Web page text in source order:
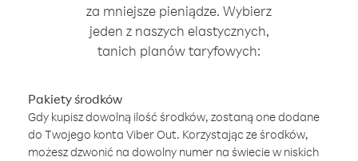
za mniejsze pieniądze. Wybierz
jeden z naszych elastycznych,
tanich planów taryfowych:
Pakiety środków
Gdy kupisz dowolną ilość środków, zostaną one dodane
do Twojego konta Viber Out. Korzystając ze środków,
możesz dzwonić na dowolny numer na świecie w niskich